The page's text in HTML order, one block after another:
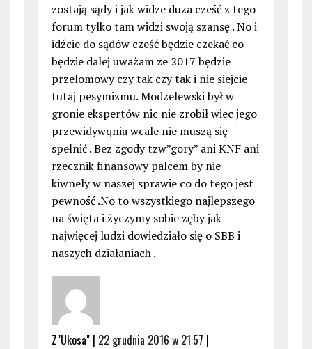
zostają sądy i jak widze duza cześć z tego
forum tylko tam widzi swoją szansę . No i
idźcie do sądów cześć będzie czekać co
będzie dalej uważam ze 2017 będzie
przelomowy czy tak czy tak i nie siejcie
tutaj pesymizmu. Modzelewski był w
gronie ekspertów nic nie zrobił wiec jego
przewidywqnia wcale nie muszą się
spełnić . Bez zgody tzw”gory” ani KNF ani
rzecznik finansowy palcem by nie
kiwnely w naszej sprawie co do tego jest
pewność .No to wszystkiego najlepszego
na święta i życzymy sobie zęby jak
najwięcej ludzi dowiedziało się o SBB i
naszych działaniach .
Z"Ukosa" | 22 grudnia 2016 w 21:57 |